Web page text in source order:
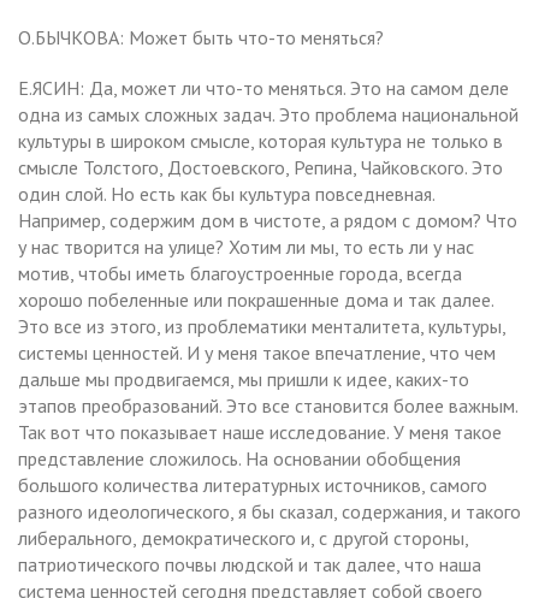
О.БЫЧКОВА: Может быть что-то меняться?
Е.ЯСИН: Да, может ли что-то меняться. Это на самом деле
одна из самых сложных задач. Это проблема национальной
культуры в широком смысле, которая культура не только в
смысле Толстого, Достоевского, Репина, Чайковского. Это
один слой. Но есть как бы культура повседневная.
Например, содержим дом в чистоте, а рядом с домом? Что
у нас творится на улице? Хотим ли мы, то есть ли у нас
мотив, чтобы иметь благоустроенные города, всегда
хорошо побеленные или покрашенные дома и так далее.
Это все из этого, из проблематики менталитета, культуры,
системы ценностей. И у меня такое впечатление, что чем
дальше мы продвигаемся, мы пришли к идее, каких-то
этапов преобразований. Это все становится более важным.
Так вот что показывает наше исследование. У меня такое
представление сложилось. На основании обобщения
большого количества литературных источников, самого
разного идеологического, я бы сказал, содержания, и такого
либерального, демократического и, с другой стороны,
патриотического почвы людской и так далее, что наша
система ценностей сегодня представляет собой своего